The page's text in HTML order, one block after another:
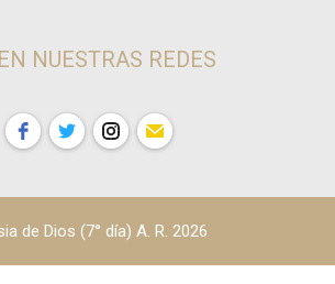
NUESTRAS REDES
de Dios (7° día) A. R. 2026